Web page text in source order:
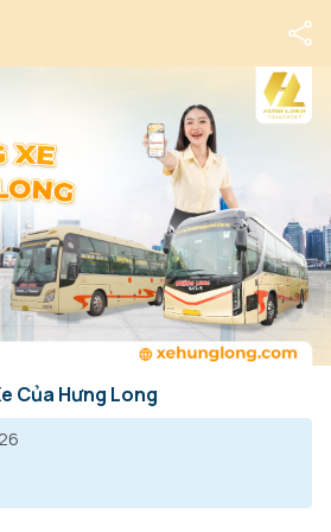
Của Hưng Long